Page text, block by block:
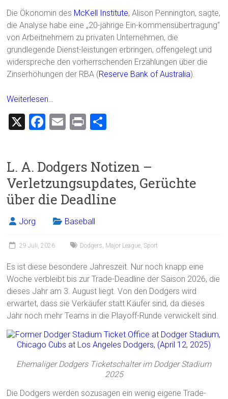
Die Ökonomin des McKell Institute, Alison Pennington, sagte,
die Analyse habe eine „20-jährige Ein-kommensübertragung“
von Arbeitnehmern zu privaten Unternehmen, die
grundlegende Dienst-leistungen erbringen, offengelegt und
widerspreche den vorherrschenden Erzählungen über die
Zinserhöhungen der RBA (Reserve Bank of Australia).
Weiterlesen…
X
F
b
o
ok
E
l
Pr
n
L. A. Dodgers Notizen –
Verletzungsupdates, Gerüchte
über die Deadline
Jörg Baseball
29 Juli, 2026 Dodgers, Major League, Sport
Es ist diese besondere Jahreszeit. Nur noch knapp eine
Woche verbleibt bis zur Trade-Deadline der Saison 2026, die
dieses Jahr am 3. August liegt. Von den Dodgers wird
erwartet, dass sie Verkäufer statt Käufer sind, da dieses
Jahr noch mehr Teams in die Playoff-Runde verwickelt sind.
Ehemaliger Dodgers Ticketschalter im Dodger Stadium
2025
Die Dodgers werden sozusagen ein wenig eigene Trade-